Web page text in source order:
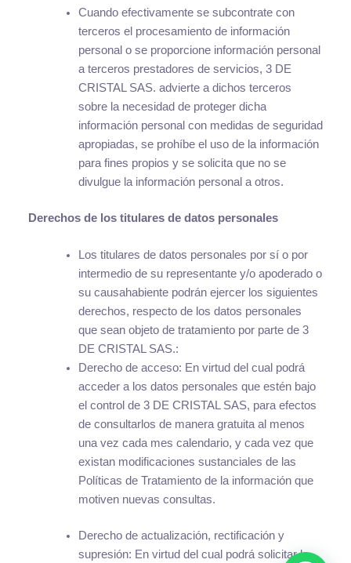
Cuando efectivamente se subcontrate con
terceros el procesamiento de información
personal o se proporcione información personal
a terceros prestadores de servicios, 3 DE
CRISTAL SAS. advierte a dichos terceros
sobre la necesidad de proteger dicha
información personal con medidas de seguridad
apropiadas, se prohíbe el uso de la información
para fines propios y se solicita que no se
divulgue la información personal a otros.
Derechos de los titulares de datos personales
Los titulares de datos personales por sí o por
intermedio de su representante y/o apoderado o
su causahabiente podrán ejercer los siguientes
derechos, respecto de los datos personales
que sean objeto de tratamiento por parte de 3
DE CRISTAL SAS.:
Derecho de acceso: En virtud del cual podrá
acceder a los datos personales que estén bajo
el control de 3 DE CRISTAL SAS, para efectos
de consultarlos de manera gratuita al menos
una vez cada mes calendario, y cada vez que
existan modificaciones sustanciales de las
Políticas de Tratamiento de la información que
motiven nuevas consultas.
Derecho de actualización, rectificación y
supresión: En virtud del cual podrá solicitar la